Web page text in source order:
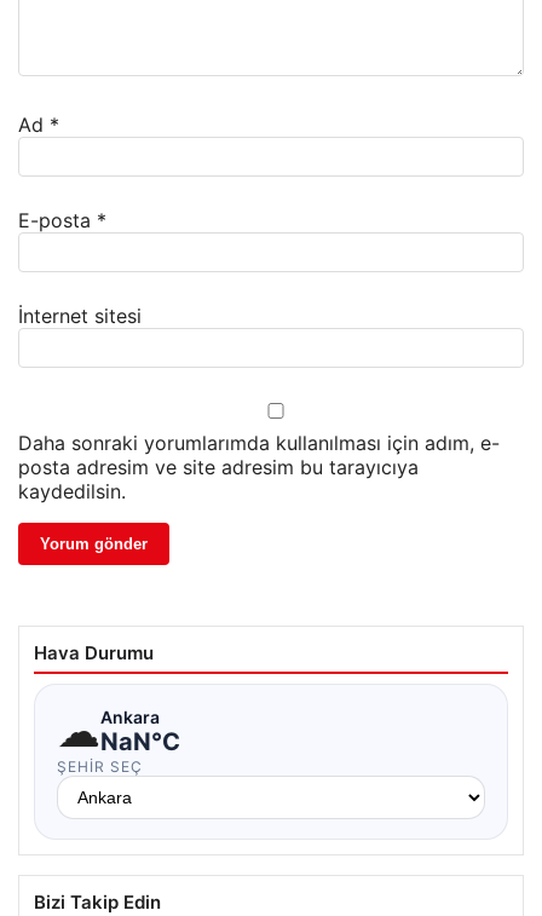
Ad *
E-posta *
İnternet sitesi
Daha sonraki yorumlarımda kullanılması için adım, e-
posta adresim ve site adresim bu tarayıcıya
kaydedilsin.
Hava Durumu
☁Ankara
NaN°C
ŞEHIR SEÇ
Bizi Takip Edin